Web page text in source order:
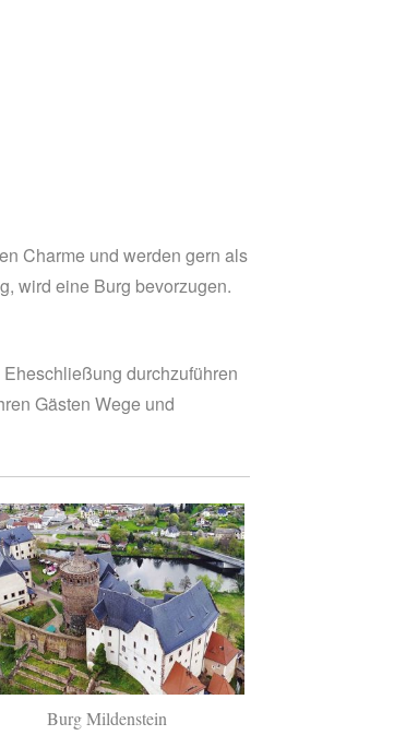
Charme und werden gern als
wird eine Burg bevorzugen.
durchzuführen
Gästen Wege und
Burg Mildenstein